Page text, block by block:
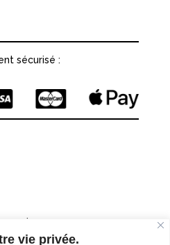
vie privée.
sécurisé :
vente